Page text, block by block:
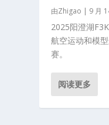
由Zhigao | 9 月
2025阳澄湖
航空运动和模
赛。
阅读更多